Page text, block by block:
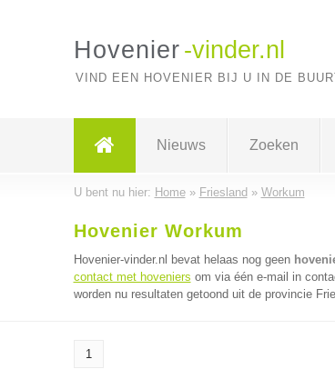
Hovenier -vinder.nl
VIND EEN HOVENIER BIJ U IN DE
Nieuws Zoeken
U bent nu hier: Home» Friesland » Workum
Hovenier Workum
Hovenier-vinder.nl bevat helaas nog geen
contact met hoveniers om via één e-mail in
worden nu resultaten getoond uit de provincie
1